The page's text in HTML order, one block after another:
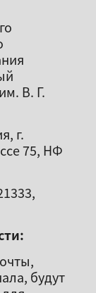
В. Г.
г.
75, НФ
будут